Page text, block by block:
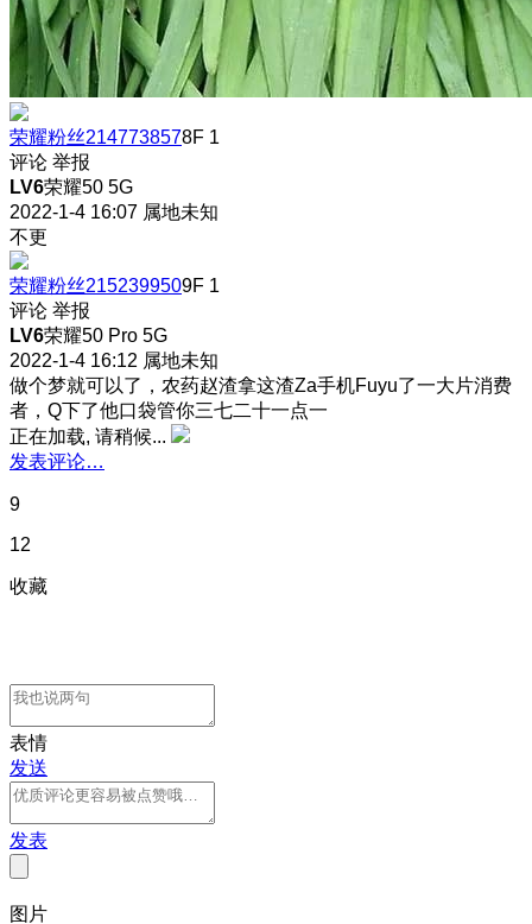
荣耀粉丝2147738578F 1
评论 举报
LV6荣耀50 5G
2022-1-4 16:07 属地未知
不更
荣耀粉丝2152399509F 1
评论 举报
LV6荣耀50 Pro 5G
2022-1-4 16:12 属地未知
做个梦就可以了，农药赵渣拿这渣Za手机Fuyu了一大片消费
者，Q下了他口袋管你三七二十一点一
正在加载, 请稍候...
发表评论…
9
12
收藏
表情
发送
发表
图片